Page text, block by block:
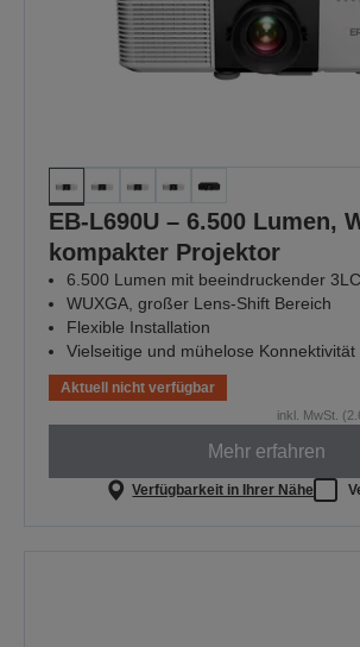
EB-L690U – 6.500 Lumen,
kompakter Projektor
6.500 Lumen mit beeindruckender
WUXGA, großer Lens-Shift Bereich
Flexible Installation
Vielseitige und mühelose Konnektivität
Aktuell nicht verfügbar
inkl. MwSt.
Mehr erfahren
Verfügbarkeit in Ihrer Nähe